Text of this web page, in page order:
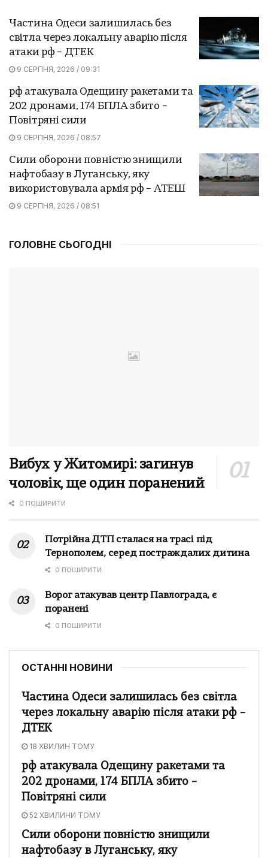
Частина Одеси залишилась без
світла через локальну аварію після
атаки рф – ДТЕК
9 СЕРПНЯ, 2026 / 09:31
рф атакувала Одещину ракетами та
202 дронами, 174 БПЛА збито –
Повітряні сили
9 СЕРПНЯ, 2026 / 08:57
Сили оборони повністю знищили
нафтобазу в Луганську, яку
використовувала армія рф – АТЕШ
9 СЕРПНЯ, 2026 / 08:51
ГОЛОВНЕ СЬОГОДНІ
Вибух у Житомирі: загинув
чоловік, ще один поранений
0 ПОШИРИТИ
Потрійна ДТП сталася на трасі під
Тернополем, серед постраждалих дитина
0 ПОШИРИТИ
Ворог атакував центр Павлограда, є
поранені
0 ПОШИРИТИ
ОСТАННІ НОВИНИ
Частина Одеси залишилась без світла
через локальну аварію після атаки рф –
ДТЕК
18 ХВИЛИН ТОМУ
рф атакувала Одещину ракетами та
202 дронами, 174 БПЛА збито –
Повітряні сили
52 ХВИЛИНИ ТОМУ
Сили оборони повністю знищили
нафтобазу в Луганську, яку